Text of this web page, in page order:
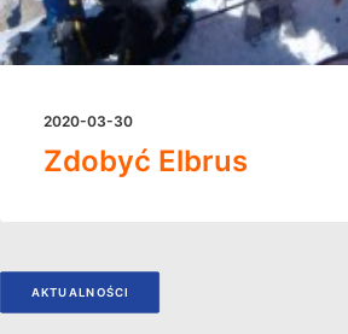
2020-03-30
Zdobyć Elbrus
AKTUALNOŚCI